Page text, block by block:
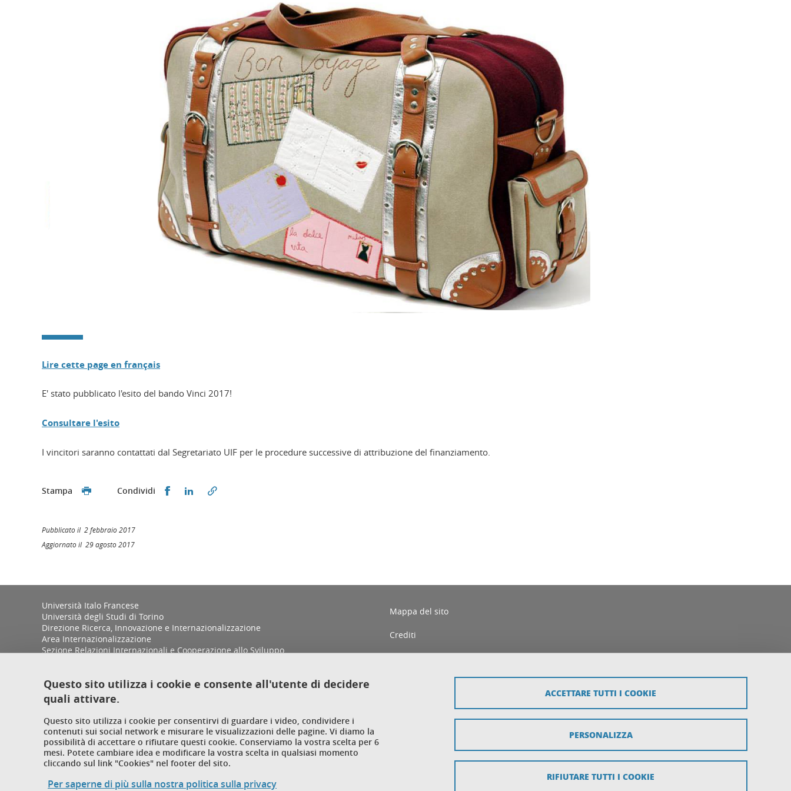
Lire cette page en français
E' stato pubblicato l'esito del bando Vinci 2017!
Consultare l'esito
I vincitori saranno contattati dal Segretariato UIF per le procedure successive di attribuzione del finanziamento.
Stampa Condividi Condividi su Facebook
Condividi su LinkedIn
Pubblicato il 2 febbraio 2017
Aggiornato il 29 agosto 2017
Università Italo Francese
Università degli Studi di Torino
Direzione Ricerca, Innovazione e Internazionalizzazione
Area Internazionalizzazione
Sezione Relazioni Internazionali e Cooperazione allo Sviluppo
10124 Torino
Mappa del sito
Crediti
Questo sito utilizza i cookie e consente all'utente di decidere
quali attivare.
Questo sito utilizza i cookie per consentirvi di guardare i video, condividere i
contenuti sui social network e misurare le visualizzazioni delle pagine. Vi diamo la
possibilità di accettare o rifiutare questi cookie. Conserviamo la vostra scelta per 6
mesi. Potete cambiare idea e modificare la vostra scelta in qualsiasi momento
cliccando sul link "Cookies" nel footer del sito.
Per saperne di più sulla nostra politica sulla privacy
ACCETTARE TUTTI I COOKIE
RIFIUTARE TUTTI I COOKIE
PERSONALIZZA